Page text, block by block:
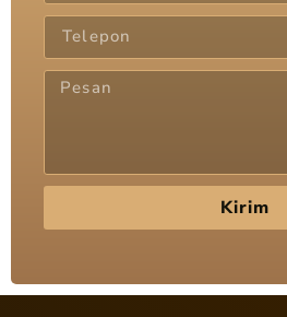
Kirim